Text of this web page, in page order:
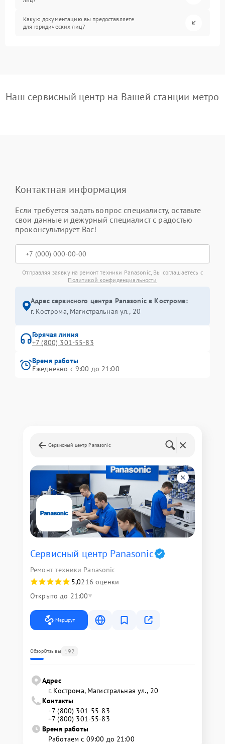
Какую документацию вы предоставляете
для юридических лиц?
Наш сервисный центр на Вашей станции метро
Контактная информация
Если требуется задать вопрос специалисту, оставьте
свои данные и дежурный специалист с радостью
проконсультирует Вас!
Отправляя заявку на ремонт техники Panasonic, Вы соглашаетесь с
Политикой конфиденциальности
Адрес сервисного центра Panasonic в Костроме:
г. Кострома, Магистральная ул., 20
Горячая линия
+7 (800) 301-55-83
Время работы
Ежедневно с 9:00 до 21:00
Сервисный центр Panasonic
Сервисный центр Panasonic
Ремонт техники Panasonic
5,0216 оценки
Открыто до 21:00
Маршрут
ОбзорОтзывы 192
Адрес
г. Кострома, Магистральная ул., 20
Контакты
+7 (800) 301-55-83
+7 (800) 301-55-83
Время работы
Работаем с 09:00 до 21:00